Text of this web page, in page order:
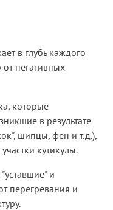
в глубь каждого
негативных
которые
в результате
шипцы, фен и т.д.),
кутикулы.
и
перегревания и